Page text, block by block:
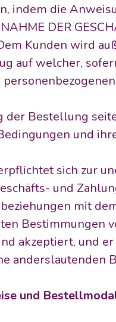
indem die
DER
Kunden wird
auf welcher,
Bestellung
und
sich zur
und
mit
Bestimmungen
akzeptiert, und
anderslautenden
und